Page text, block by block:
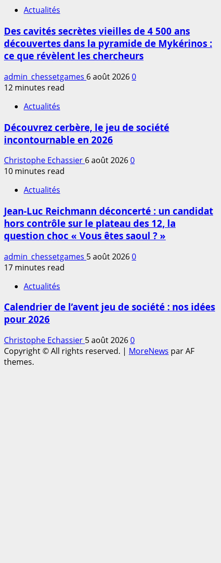
Actualités
Des cavités secrètes vieilles de 4 500 ans
découvertes dans la pyramide de Mykérinos :
ce que révèlent les chercheurs
admin_chessetgames 6 août 20260
12 minutes read
Actualités
Découvrez cerbère, le jeu de société
incontournable en 2026
Christophe Echassier 6 août 20260
10 minutes read
Actualités
Jean-Luc Reichmann déconcerté : un candidat
hors contrôle sur le plateau des 12, la
question choc « Vous êtes saoul ? »
admin_chessetgames 5 août 20260
17 minutes read
Actualités
Calendrier de l’avent jeu de société : nos idées
pour 2026
Christophe Echassier 5 août 20260
Copyright © All rights reserved. | MoreNews par AF
themes.